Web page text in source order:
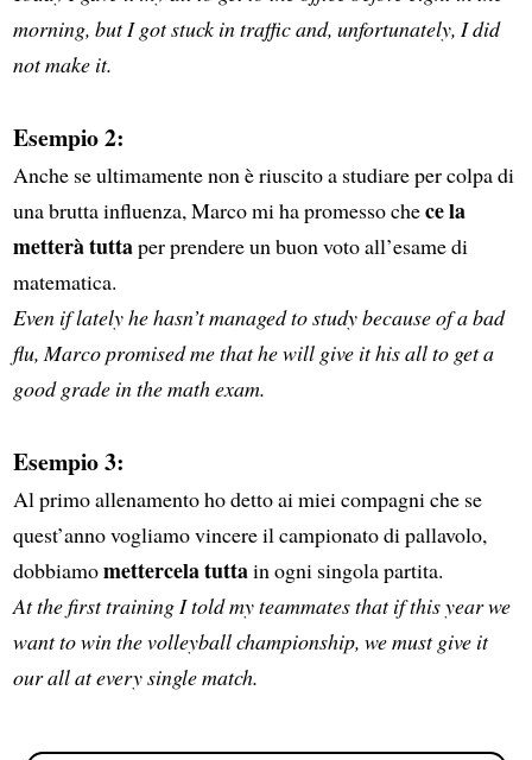
morning, but I got stuck in traffic and, unfortunately, I did
not make it.
Esempio 2:
Anche se ultimamente non è riuscito a studiare per colpa di
una brutta influenza, Marco mi ha promesso chece la
metterà tuttaper prendere un buon voto all’esame di
matematica.
Even if lately he hasn’t managed to study because of a bad
flu, Marco promised me that he will give it his all to get a
good grade in the math exam.
Esempio 3:
Al primo allenamento ho detto ai miei compagni che se
quest’anno vogliamo vincere il campionato di pallavolo,
dobbiamomettercela tuttain ogni singola partita.
At the first training I told my teammates that if this year we
want to win the volleyball championship, we must give it
our all at every single match.